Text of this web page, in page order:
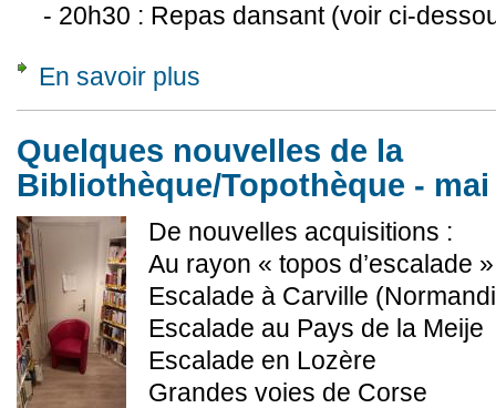
- 20h30 : Repas dansant (voir ci-
En savoir plus
Quelques nouvelles de la
Bibliothèque/Topothèque - mai
De nouvelles acquisitions :
Au rayon « topos d’escalade »
Escalade à Carville
Escalade au Pays de la Meije
Escalade en Lozère
Grandes voies de Corse